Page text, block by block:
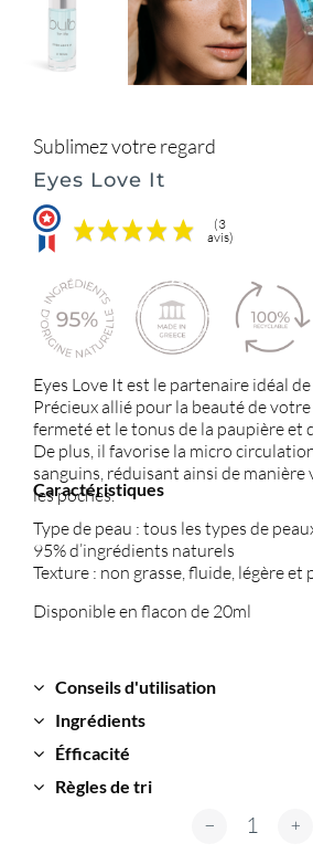
Sublimez votre regard
Eyes Love It
(3
avis)
Eyes Love It est le partenaire idéal
Précieux allié pour la beauté de
fermeté et le tonus de la paupière et
De plus, il favorise la micro
sanguins, réduisant ainsi de manière
les poches.
Caractéristiques
Type de peau : tous les types de
95% d’ingrédients naturels
Texture : non grasse, fluide, légère et
Disponible en flacon de 20ml
Conseils d'utilisation
Ingrédients
Éfficacité
Règles de tri
quantité de